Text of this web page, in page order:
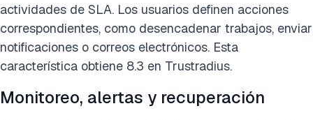
actividades de SLA. Los usuarios definen acciones
correspondientes, como desencadenar trabajos, enviar
notificaciones o correos electrónicos. Esta
característica obtiene 8.3 en Trustradius.
Monitoreo, alertas y recuperación